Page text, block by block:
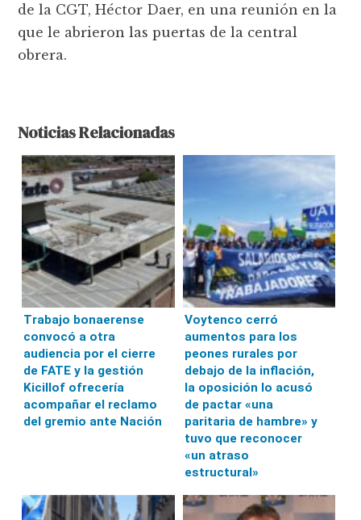
de la CGT, Héctor Daer, en una reunión en la
que le abrieron las puertas de la central
obrera.
Noticias Relacionadas
Trabajo bonaerense
convocó a otra
audiencia por el cierre
de FATE y la gestión
Kicillof ofrecería
acompañar el reclamo
del gremio ante Nación
Voytenco cerró
aumentos para los
peones rurales por
debajo de la inflación,
la oposición lo acusó
de pactar «una
paritaria de hambre» y
tuvo que reconocer
«un atraso
estructural»